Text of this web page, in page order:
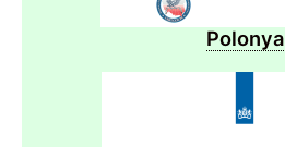
Polonya